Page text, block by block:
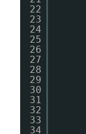
22
23
24
25
26
27
28
29
30
31
32
33
34